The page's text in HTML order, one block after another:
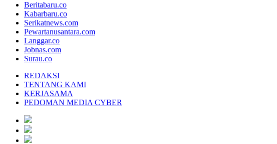
Beritabaru.co
Kabarbaru.co
Serikatnews.com
Pewartanusantara.com
Langgar.co
Jobnas.com
Surau.co
REDAKSI
TENTANG KAMI
KERJASAMA
PEDOMAN MEDIA CYBER